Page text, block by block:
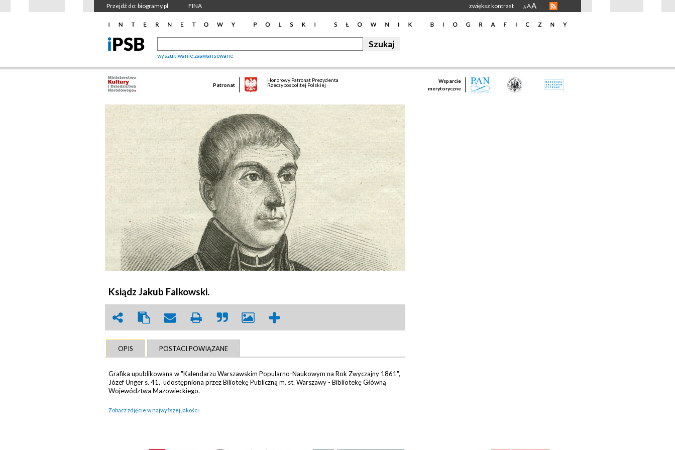
Przejdź do: biogramy.pl FINA zwiększ kontrast A AA
wyszukiwanie zaawansowane
Patronat
Honorowy Patronat Prezydenta
Rzeczypospolitej Polskiej
Wsparcie
merytoryczne
Ksiądz Jakub Falkowski.
OPIS POSTACI POWIĄZANE
Grafika upublikowana w "Kalendarzu Warszawskim Popularno-Naukowym na Rok Zwyczajny 1861",
Józef Unger s. 41, udostępniona przez Biliotekę Publiczną m. st. Warszawy - Bibliotekę Główną
Województwa Mazowieckiego.
Zobacz zdjęcie w najwyższej jakości